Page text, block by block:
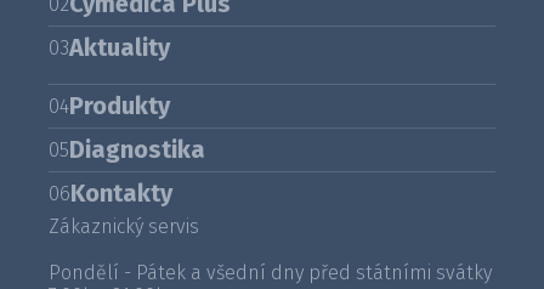
03Aktuality
04Produkty
05Diagnostika
06Kontakty
Zákaznický servis
Pondělí - Pátek a všední dny před státními svátky